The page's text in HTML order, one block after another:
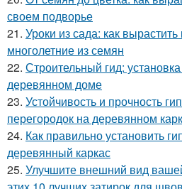
своем подворье
21. Уроки из сада: как
многолетние из семян
22. Строительный гид:
деревянном доме
23. Устойчивость и прочность
перегородок на деревянном
24. Как правильно установить
деревянный каркас
25. Улучшите внешний вид